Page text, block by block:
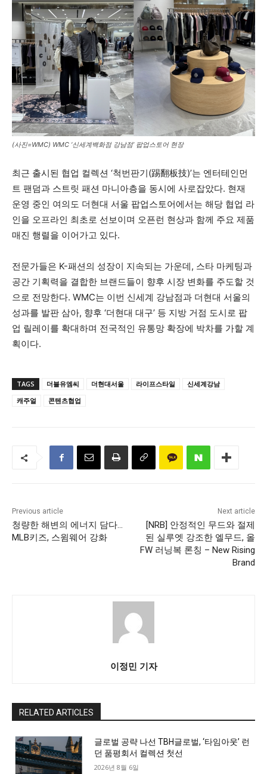
(사진=WMC) WMC ‘신세계백화점 강남점’ 팝업스토어 현장
최근 출시된 협업 컬렉션 ‘척번판기(踢翻板技)’는 엔터테인먼
트 팬덤과 스트릿 패션 마니아층을 동시에 사로잡았다. 현재
운영 중인 여의도 더현대 서울 팝업스토어에서는 해당 협업 라
인을 오프라인 최초로 선보이며 오픈런 현상과 함께 주요 제품
매진 행렬을 이어가고 있다.
전문가들은 K-패션의 성장이 지속되는 가운데, 스타 마케팅과
공간 기획력을 결합한 브랜드들이 향후 시장 변화를 주도할 것
으로 전망한다. WMC는 이번 신세계 강남점과 더현대 서울의
성과를 발판 삼아, 향후 ‘더현대 대구’ 등 지방 거점 도시로 팝
업 릴레이를 확대하며 전국적인 유통망 확장에 박차를 가할 계
획이다.
TAGS 더블유엠씨 더현대서울 라이프스타일
신세계강남
캐주얼
콘텐츠협업
Previous article
청량한 해변의 에너지 담다…
MLB키즈, 스윔웨어 강화
Next article
[NRB] 안정적인 무드와 절제
된 실루엣 강조한 엘무드, 올
FW 러닝복 론칭 – New Rising
Brand
이정민 기자
RELATED ARTICLES
글로벌 공략 나선 TBH글로벌, ‘타임아웃’ 런
던 품평회서 컬렉션 첫선
2026년 8월 6일